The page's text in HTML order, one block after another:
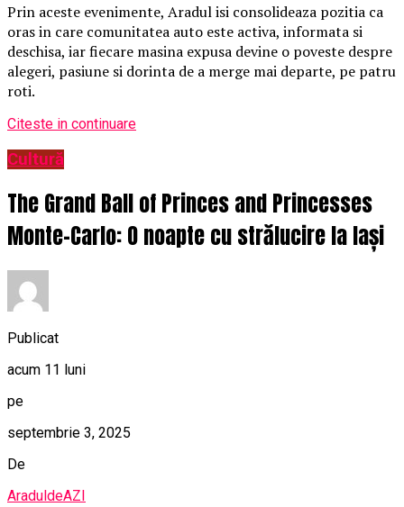
Prin aceste evenimente, Aradul isi consolideaza pozitia ca
oras in care comunitatea auto este activa, informata si
deschisa, iar fiecare masina expusa devine o poveste despre
alegeri, pasiune si dorinta de a merge mai departe, pe patru
roti.
Citeste in continuare
Cultură
The Grand Ball of Princes and Princesses
Monte-Carlo: O noapte cu strălucire la Iași
Publicat
acum 11 luni
pe
septembrie 3, 2025
De
AraduldeAZI